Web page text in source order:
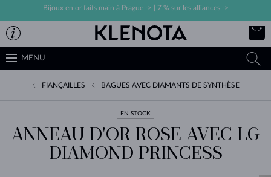
Bijoux en or faits main à Prague -> 7 % sur les alliances ->
MENU
FIANÇAILLES BAGUES AVEC DIAMANTS DE SYNTHÈSE
EN STOCK
ANNEAU D'OR ROSE AVEC LG
DIAMOND PRINCESS